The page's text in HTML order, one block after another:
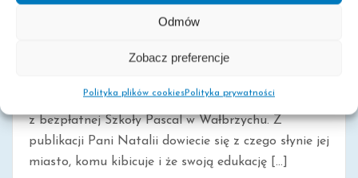
Odmów
Zobacz preferencje
Polityka plików cookiesPolityka prywatności
NATALIA ŚWIERCZ – SŁUCHACZKA LICEUM
KANDYDATKA W KONKURSIE ZOSTAŃ TWARZĄ
Dzisiaj prezentujemy kolejny wpis naszej słuchaczki
z bezpłatnej Szkoły Pascal w Wałbrzychu. Z
publikacji Pani Natalii dowiecie się z czego słynie jej
miasto, komu kibicuje i że swoją edukację [...]